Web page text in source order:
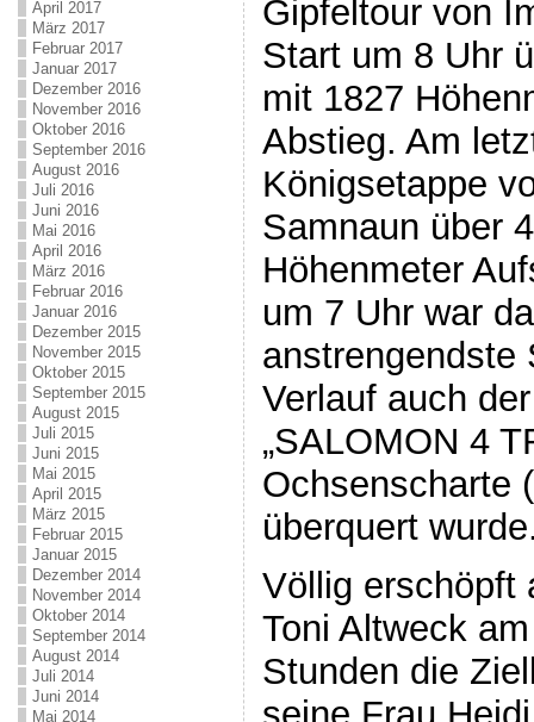
April 2017
März 2017
Februar 2017
Januar 2017
Dezember 2016
November 2016
Oktober 2016
September 2016
August 2016
Juli 2016
Juni 2016
Mai 2016
April 2016
März 2016
Februar 2016
Januar 2016
Dezember 2015
November 2015
Oktober 2015
September 2015
August 2015
Juli 2015
Juni 2015
Mai 2015
April 2015
März 2015
Februar 2015
Januar 2015
Dezember 2014
November 2014
Oktober 2014
September 2014
August 2014
Juli 2014
Juni 2014
Mai 2014
Gipfeltour von
Start um 8 Uhr
mit 1827
Abstieg. Am
Königsetappe
Samnaun über
Höhenmeter
um 7 Uhr war
anstrengendste
Verlauf auch
„SALOMON 4
Ochsenscharte
überquert
Völlig erschöpft
Toni Altweck
Stunden die